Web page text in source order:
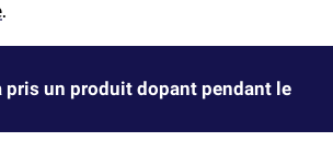
.
pris un produit dopant pendant le